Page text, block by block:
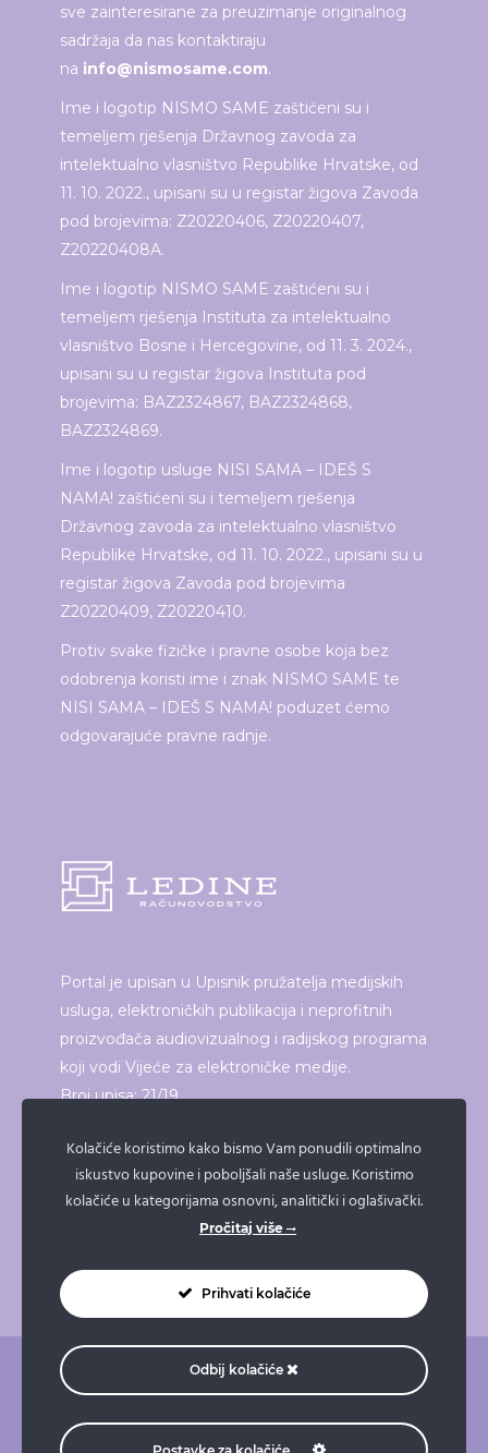
sve zainteresirane za preuzimanje originalnog
sadržaja da nas kontaktiraju
na info@nismosame.com.
Ime i logotip NISMO SAME zaštićeni su i
temeljem rješenja Državnog zavoda za
intelektualno vlasništvo Republike Hrvatske, od
11. 10. 2022., upisani su u registar žigova Zavoda
pod brojevima: Z20220406, Z20220407,
Z20220408A.
Ime i logotip NISMO SAME zaštićeni su i
temeljem rješenja Instituta za intelektualno
vlasništvo Bosne i Hercegovine, od 11. 3. 2024.,
upisani su u registar žigova Instituta pod
brojevima: BAZ2324867, BAZ2324868,
BAZ2324869.
Ime i logotip usluge NISI SAMA – IDEŠ S
NAMA! zaštićeni su i temeljem rješenja
Državnog zavoda za intelektualno vlasništvo
Republike Hrvatske, od 11. 10. 2022., upisani su u
registar žigova Zavoda pod brojevima
Z20220409, Z20220410.
Protiv svake fizičke i pravne osobe koja bez
odobrenja koristi ime i znak NISMO SAME te
NISI SAMA – IDEŠ S NAMA! poduzet ćemo
odgovarajuće pravne radnje.
Portal je upisan u Upisnik pružatelja medijskih
usluga, elektroničkih publikacija i neprofitnih
proizvođača audiovizualnog i radijskog programa
koji vodi Vijeće za elektroničke medije.
Broj upisa: 21/19
ISPRINTAJ ČLANAK
Kolačiće koristimo kako bismo Vam ponudili optimalno
iskustvo kupovine i poboljšali naše usluge. Koristimo
kolačiće u kategorijama osnovni, analitički i oglašivački.
Pročitaj više
Prihvati kolačiće
Odbij kolačiće